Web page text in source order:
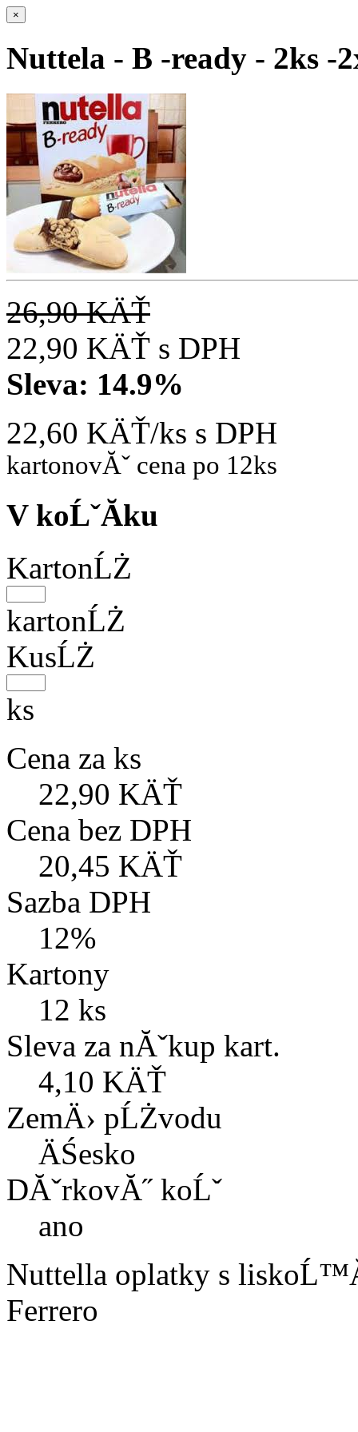
×
Nuttela - B -ready - 2ks -
26,90 KÄŤ
22,90 KÄŤ s DPH
Sleva: 14.9%
22,60 KÄŤ/ks s DPH
kartonovĂˇ cena po 12ks
V koĹˇĂ­ku
KartonĹŻ
kartonĹŻ
KusĹŻ
ks
Cena za ks
22,90 KÄŤ
Cena bez DPH
20,45 KÄŤ
Sazba DPH
12%
Kartony
12 ks
Sleva za nĂˇkup kart.
4,10 KÄŤ
ZemÄ› pĹŻvodu
ÄŚesko
DĂˇrkovĂ˝ koĹˇ
ano
Nuttella oplatky s
Ferrero